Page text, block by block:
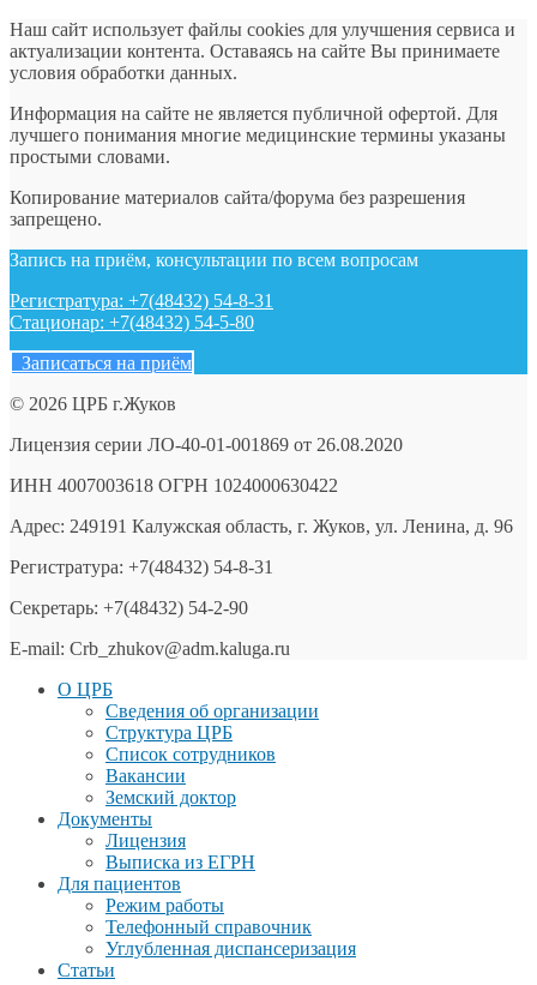
Наш сайт использует файлы cookies для улучшения сервиса и
актуализации контента. Оставаясь на сайте Вы принимаете
условия обработки данных.
Информация на сайте не является публичной офертой. Для
лучшего понимания многие медицинские термины указаны
простыми словами.
Копирование материалов сайта/форума без разрешения
запрещено.
Запись на приём, консультации по всем вопросам
Регистратура: +7(48432) 54-8-31
Стационар: +7(48432) 54-5-80
Записаться на приём
© 2026 ЦРБ г.Жуков
Лицензия серии ЛО-40-01-001869 от 26.08.2020
ИНН 4007003618 ОГРН 1024000630422
Адрес: 249191 Калужская область, г. Жуков, ул. Ленина, д. 96
Регистратура: +7(48432) 54-8-31
Секретарь: +7(48432) 54-2-90
E-mail: Crb_zhukov@adm.kaluga.ru
О ЦРБ
Сведения об организации
Структура ЦРБ
Список сотрудников
Вакансии
Земский доктор
Документы
Лицензия
Выписка из ЕГРН
Для пациентов
Режим работы
Телефонный справочник
Углубленная диспансеризация
Статьи